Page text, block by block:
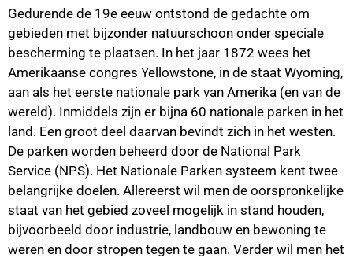
Gedurende de 19e eeuw ontstond de gedachte om
gebieden met bijzonder natuurschoon onder speciale
bescherming te plaatsen. In het jaar 1872 wees het
Amerikaanse congres Yellowstone, in de staat Wyoming,
aan als het eerste nationale park van Amerika (en van de
wereld). Inmiddels zijn er bijna 60 nationale parken in het
land. Een groot deel daarvan bevindt zich in het westen.
De parken worden beheerd door de National Park
Service (NPS). Het Nationale Parken systeem kent twee
belangrijke doelen. Allereerst wil men de oorspronkelijke
staat van het gebied zoveel mogelijk in stand houden,
bijvoorbeeld door industrie, landbouw en bewoning te
weren en door stropen tegen te gaan. Verder wil men het